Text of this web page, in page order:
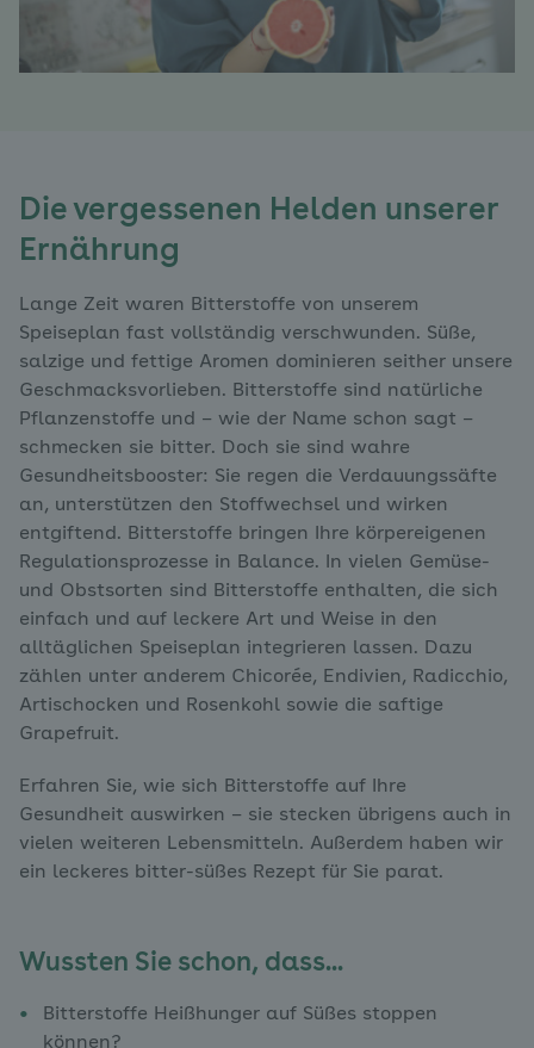
Die vergessenen Helden unserer
Ernährung
Lange Zeit waren Bitterstoffe von unserem
Speiseplan fast vollständig verschwunden. Süße,
salzige und fettige Aromen dominieren seither unsere
Geschmacksvorlieben. Bitterstoffe sind natürliche
Pflanzenstoffe und – wie der Name schon sagt –
schmecken sie bitter. Doch sie sind wahre
Gesundheitsbooster: Sie regen die Verdauungssäfte
an, unterstützen den Stoffwechsel und wirken
entgiftend. Bitterstoffe bringen Ihre körpereigenen
Regulationsprozesse in Balance. In vielen Gemüse-
und Obstsorten sind Bitterstoffe enthalten, die sich
einfach und auf leckere Art und Weise in den
alltäglichen Speiseplan integrieren lassen. Dazu
zählen unter anderem Chicorée, Endivien, Radicchio,
Artischocken und Rosenkohl sowie die saftige
Grapefruit.
Erfahren Sie, wie sich Bitterstoffe auf Ihre
Gesundheit auswirken – sie stecken übrigens auch in
vielen weiteren Lebensmitteln. Außerdem haben wir
ein leckeres bitter-süßes Rezept für Sie parat.
Wussten Sie schon, dass...
Bitterstoffe Heißhunger auf Süßes stoppen
können?